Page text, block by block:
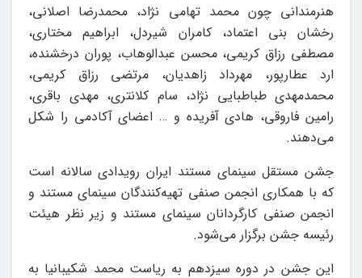
هنرمندانی چون محمد تهامی نژاد، محمدرضا اصلانی،
رخشان بنی اعتماد، کامران شیردل، ابراهیم مختاری،
مصطفی رزاق کریمی، محسن عبدالوهاب، پوران درخشنده،
ارد عطارپور، مهرداد زاهدیان، مرتضی رزاق کریمی،
محمدمهدی طباطبایی نژاد، سام کلانتری، مهدی باقری،
رامین فاروقی، هادی آفریده و … اعضای آکادمی را شکل
می‌دهند.
جشن مستقل سینمای مستند ایران رویدادی سالانه است
که با همکاری انجمن صنفی تهیه‌کنندگان سینمای مستند و
انجمن صنفی کارگردانان سینمای مستند و زیر نظر هیئت
رئیسه جشن برگزار می‌شود.
این جشن در دوره سیزدهم به ریاست محمد شکیبانیا به